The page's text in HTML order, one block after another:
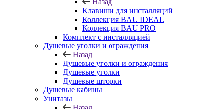
Назад
Клавиши для инсталляций
Коллекция BAU IDEAL
Коллекция BAU PRO
Комплект с инсталляцией
Душевые уголки и ограждения
Назад
Душевые уголки и ограждения
Душевые уголки
Душевые шторки
Душевые кабины
Унитазы
Назад